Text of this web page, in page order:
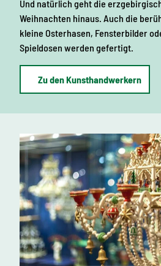
Und natürlich geht die
Weihnachten hinaus. Auch die
kleine Osterhasen, Fensterbilder
Spieldosen werden gefertigt.
Zu den Kunsthandwerkern